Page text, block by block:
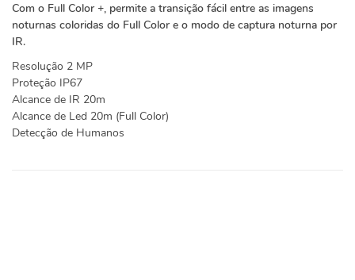
Com o Full Color +, permite a transição fácil entre as imagens
noturnas coloridas do Full Color e o modo de captura noturna por
IR.
Resolução 2 MP
Proteção IP67
Alcance de IR 20m
Alcance de Led 20m (Full Color)
Detecção de Humanos